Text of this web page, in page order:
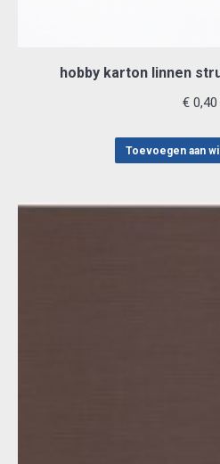
hobby karton linnen
€0,40
Toevoegen aan